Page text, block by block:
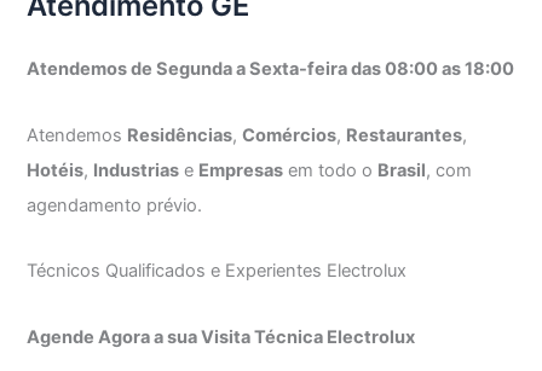
Atendemos de Segunda a Sexta-feira das 08:00 as 18:00
Atendemos Residências,Comércios, Restaurantes,
Hotéis, Industrias e Empresas em todo o Brasil, com
agendamento prévio.
Técnicos Qualificados e Experientes Electrolux
Agende Agora a sua Visita Técnica Electrolux